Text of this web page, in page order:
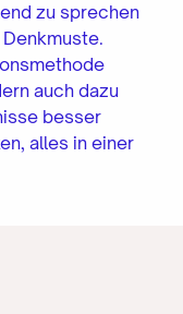
zu sprechen
auch dazu
besser
alles in einer